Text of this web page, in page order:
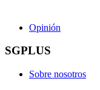
Opinión
SGPLUS
Sobre nosotros